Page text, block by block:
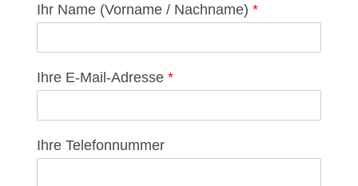
Ihr Name (Vorname / Nachname) *
Ihre E-Mail-Adresse *
Ihre Telefonnummer